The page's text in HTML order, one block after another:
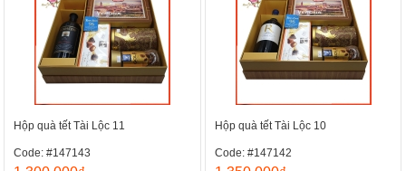
Hộp quà tết Tài Lộc 11
Code: #147143
Hộp quà tết Tài Lộc 10
Code: #147142